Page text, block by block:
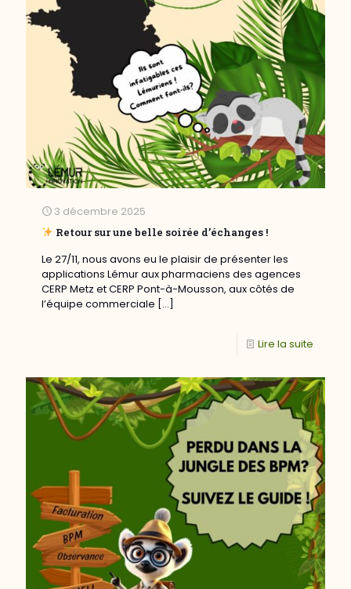
3 décembre 2025
Retour sur une belle soirée d’échanges !
Le 27/11, nous avons eu le plaisir de présenter les
applications Lémur aux pharmaciens des agences
CERP Metz et CERP Pont-à-Mousson, aux côtés de
l’équipe commerciale […]
Lire la suite